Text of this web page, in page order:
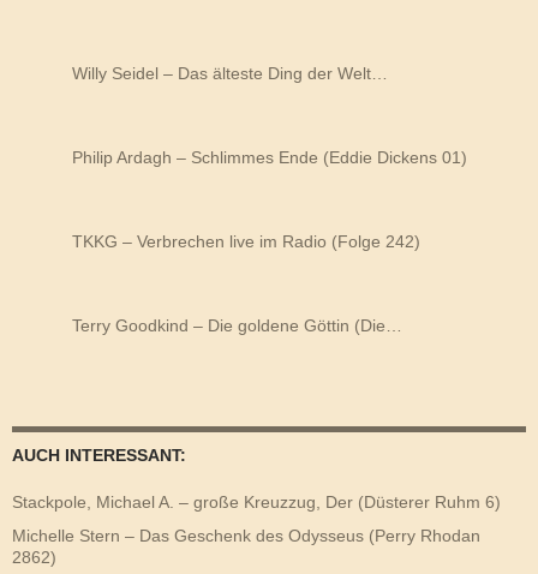
Willy Seidel – Das älteste Ding der Welt…
Philip Ardagh – Schlimmes Ende (Eddie Dickens 01)
TKKG – Verbrechen live im Radio (Folge 242)
Terry Goodkind – Die goldene Göttin (Die…
AUCH INTERESSANT:
Stackpole, Michael A. – große Kreuzzug, Der (Düsterer Ruhm 6)
Michelle Stern – Das Geschenk des Odysseus (Perry Rhodan
2862)